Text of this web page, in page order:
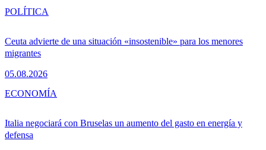
Ceuta advierte de una situación «insostenible» para los menores
migrantes
05.08.2026
POLÍTICA
Italia negociará con Bruselas un aumento del gasto en energía y
defensa
ECONOMÍA